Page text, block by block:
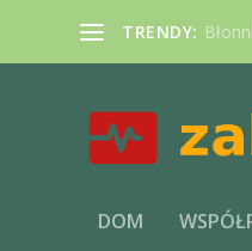
TRENDY:
DOM